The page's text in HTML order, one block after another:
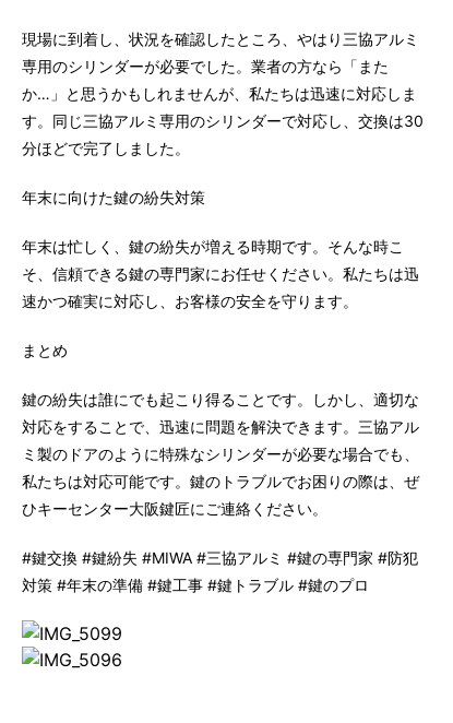
現場に到着し、状況を確認したところ、やはり三協アルミ
専用のシリンダーが必要でした。業者の方なら「また
か…」と思うかもしれませんが、私たちは迅速に対応しま
す。同じ三協アルミ専用のシリンダーで対応し、交換は30
分ほどで完了しました。
年末に向けた鍵の紛失対策
年末は忙しく、鍵の紛失が増える時期です。そんな時こ
そ、信頼できる鍵の専門家にお任せください。私たちは迅
速かつ確実に対応し、お客様の安全を守ります。
まとめ
鍵の紛失は誰にでも起こり得ることです。しかし、適切な
対応をすることで、迅速に問題を解決できます。三協アル
ミ製のドアのように特殊なシリンダーが必要な場合でも、
私たちは対応可能です。鍵のトラブルでお困りの際は、ぜ
ひキーセンター大阪鍵匠にご連絡ください。
#鍵交換 #鍵紛失 #MIWA #三協アルミ #鍵の専門家 #防犯
対策 #年末の準備 #鍵工事 #鍵トラブル #鍵のプロ